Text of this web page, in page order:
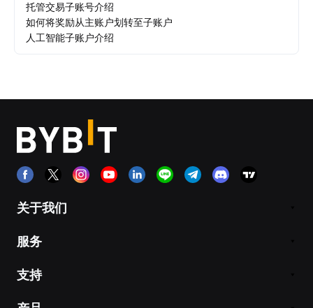
托管交易子账号介绍
如何将奖励从主账户划转至子账户
人工智能子账户介绍
关于我们
服务
支持